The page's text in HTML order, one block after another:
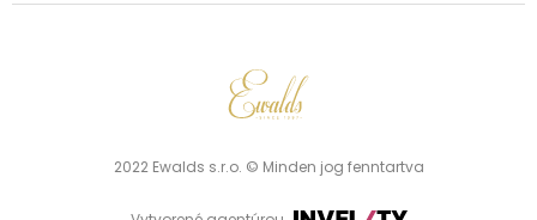
2022 Ewalds s.r.o. © Minden jog fenntartva